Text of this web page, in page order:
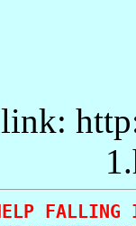
link: